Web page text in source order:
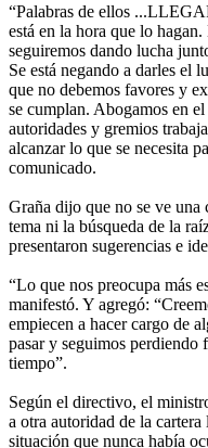
“Palabras de ellos
está en la hora que lo
seguiremos dando lucha
Se está negando a darles el
que no debemos favores y
se cumplan. Abogamos en
autoridades y gremios
alcanzar lo que se necesita
comunicado.
Graña dijo que no se ve una
tema ni la búsqueda de la
presentaron sugerencias e
“Lo que nos preocupa más
manifestó. Y agregó:
empiecen a hacer cargo de
pasar y seguimos perdiendo
tiempo”.
Según el directivo, el
a otra autoridad de la
situación que nunca había